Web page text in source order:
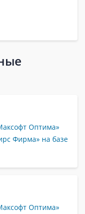
Оптима»
Фирма» на базе
Оптима»